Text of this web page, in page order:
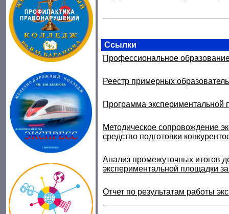
Ссылки
Профессиональное
Реестр примерных
Программа экспериментальной
Методическое сопровождение
средство подготовки
Анализ промежуточных итогов
экспериментальной площадки за
Отчет по результатам работы